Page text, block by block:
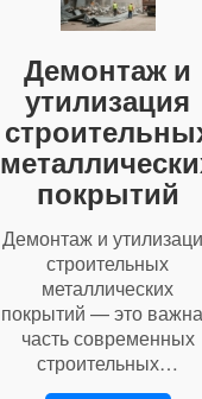
Демонтаж и
утилизация
покрытий
Демонтаж и
строительных
металлических
покрытий — это
часть современных
строительных…